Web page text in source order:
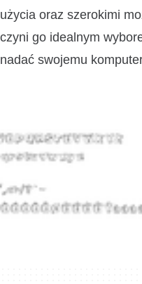
użycia oraz szerokimi
czyni go idealnym
nadać swojemu